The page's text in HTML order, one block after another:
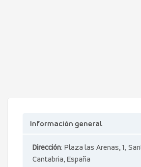
Información general
Dirección: Plaza las Arenas, 1,
Cantabria, España